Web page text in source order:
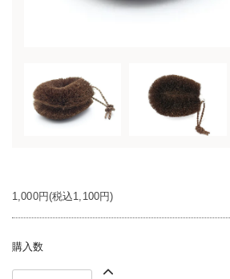
1,000円(税込1,100円)
購入数